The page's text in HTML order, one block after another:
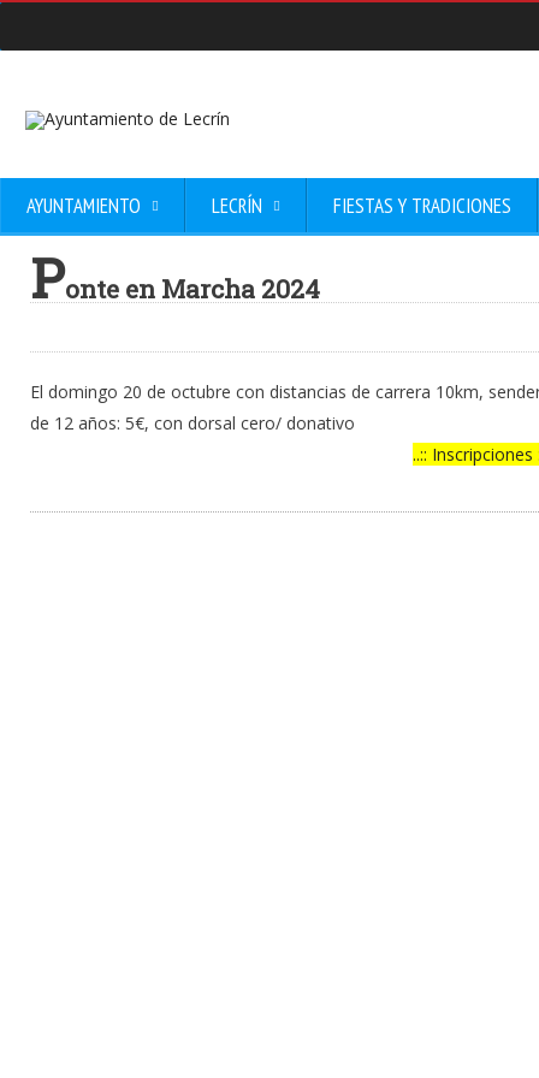
AYUNTAMIENTO LECRÍN FIESTAS Y TRADICIONES
Ponte en Marcha 2024
El domingo 20 de octubre con distancias de carrera 10km,
de 12 años: 5€, con dorsal cero/ donativo
..:: Inscripciones